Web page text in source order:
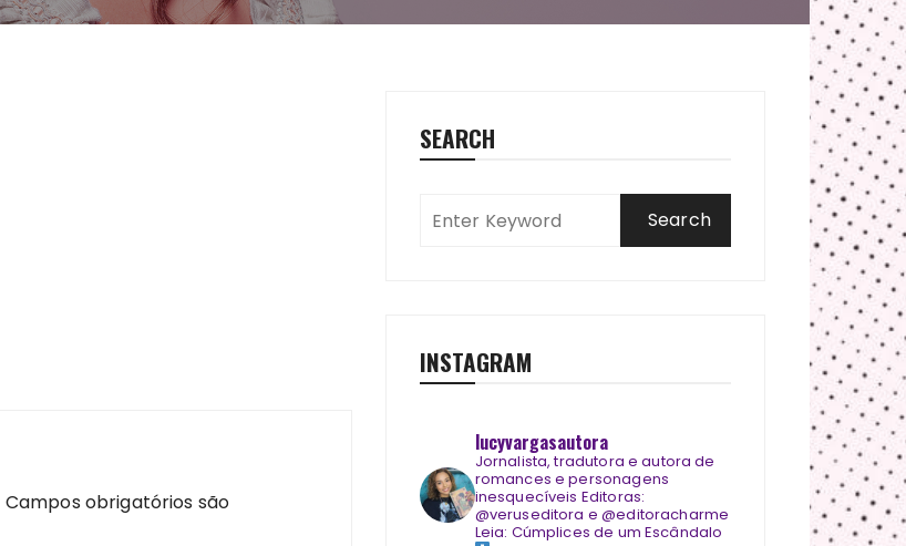
Campos obrigatórios são
SEARCH
INSTAGRAM
lucyvargasautora
Jornalista, tradutora e autora de
romances e personagens
inesquecíveis Editoras:
@veruseditora e @editoracharme
Leia: Cúmplices de um Escândalo